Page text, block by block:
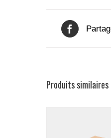
Produits similaires